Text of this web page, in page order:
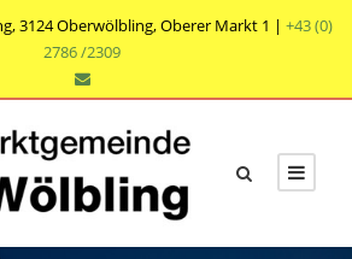
3124 Oberwölbling, Oberer Markt 1 | +43 (0)
2786 /2309